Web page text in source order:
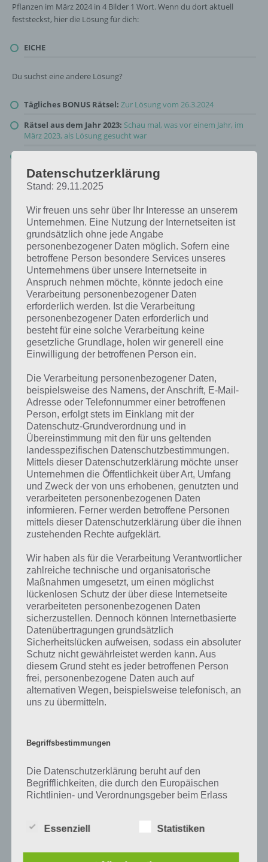
Pflanzen im März 2024 in 4 Bilder 1 Wort. Wenn du dort aktuell
feststeckst, hier die Lösung für dich:
EICHE
Du suchst eine andere Lösung?
Tägliches BONUS Rätsel: Zur Lösung vom 26.3.2024
Rätsel aus dem Jahr 2023: Schau mal, was vor einem Jahr, im
März 2023, als Lösung gesucht war
Kurze Begriffserklärung zur Lösung Eiche
Eiche ist die Lösung für das tägliche Rätsel am 26.3.2024 in 4 Bilder 1
Wort, doch welche Bedeutung hat dieses eigentlich und was gibt es
dazu zu wissen? Passt das Wort auch zu Welt der Pflanzen? Zu
kurze Begriffserklärung!
Zu Eiche haben wir zunächst keine weiteren Informationen parat!
Auf WhatsApp teilen Teilen auf Facebook
Tweet auf Twitter
Datenschutzerklärung
Stand: 29.11.2025
Wir freuen uns sehr über Ihr Interesse an unserem
Unternehmen. Eine Nutzung der Internetseiten ist
grundsätzlich ohne jede Angabe
personenbezogener Daten möglich. Sofern eine
betroffene Person besondere Services unseres
Unternehmens über unsere Internetseite in
Anspruch nehmen möchte, könnte jedoch eine
Verarbeitung personenbezogener Daten
erforderlich werden. Ist die Verarbeitung
personenbezogener Daten erforderlich und
besteht für eine solche Verarbeitung keine
gesetzliche Grundlage, holen wir generell eine
Einwilligung der betroffenen Person ein.
Die Verarbeitung personenbezogener Daten,
beispielsweise des Namens, der Anschrift, E-Mail-
Adresse oder Telefonnummer einer betroffenen
Person, erfolgt stets im Einklang mit der
Datenschutz-Grundverordnung und in
Übereinstimmung mit den für uns geltenden
landesspezifischen Datenschutzbestimmungen.
Mittels dieser Datenschutzerklärung möchte unser
Unternehmen die Öffentlichkeit über Art, Umfang
und Zweck der von uns erhobenen, genutzten und
verarbeiteten personenbezogenen Daten
informieren. Ferner werden betroffene Personen
mittels dieser Datenschutzerklärung über die ihnen
zustehenden Rechte aufgeklärt.
Wir haben als für die Verarbeitung Verantwortlicher
zahlreiche technische und organisatorische
Maßnahmen umgesetzt, um einen möglichst
lückenlosen Schutz der über diese Internetseite
verarbeiteten personenbezogenen Daten
sicherzustellen. Dennoch können Internetbasierte
Datenübertragungen grundsätzlich
Sicherheitslücken aufweisen, sodass ein absoluter
Schutz nicht gewährleistet werden kann. Aus
diesem Grund steht es jeder betroffenen Person
frei, personenbezogene Daten auch auf
alternativen Wegen, beispielsweise telefonisch, an
uns zu übermitteln.
Begriffsbestimmungen
Die Datenschutzerklärung beruht auf den
Begrifflichkeiten, die durch den Europäischen
Richtlinien- und Verordnungsgeber beim Erlass
soll sowohl für die Öffentlichkeit als auch für
lesbar und verständlich sein. Um dies zu
Essenziell Statistiken